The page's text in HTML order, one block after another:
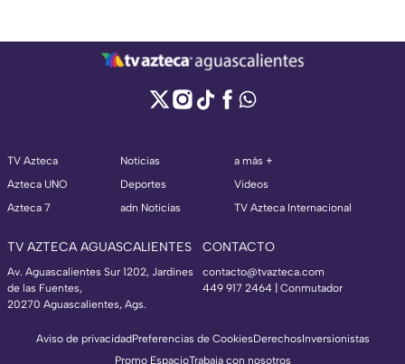
TV Azteca
Azteca UNO
Azteca 7
Noticias
Deportes
adn Noticias
a más +
Videos
TV Azteca Internacional
TV AZTECA AGUASCALIENTES
Av. Aguascalientes Sur 1202, Jardines
de las Fuentes,
20270 Aguascalientes, Ags.
CONTACTO
contacto@tvazteca.com
449 917 2464 | Conmutador
Aviso de privacidadPreferencias de CookiesDerechosInversionistas
Promo EspacioTrabaja con nosotros